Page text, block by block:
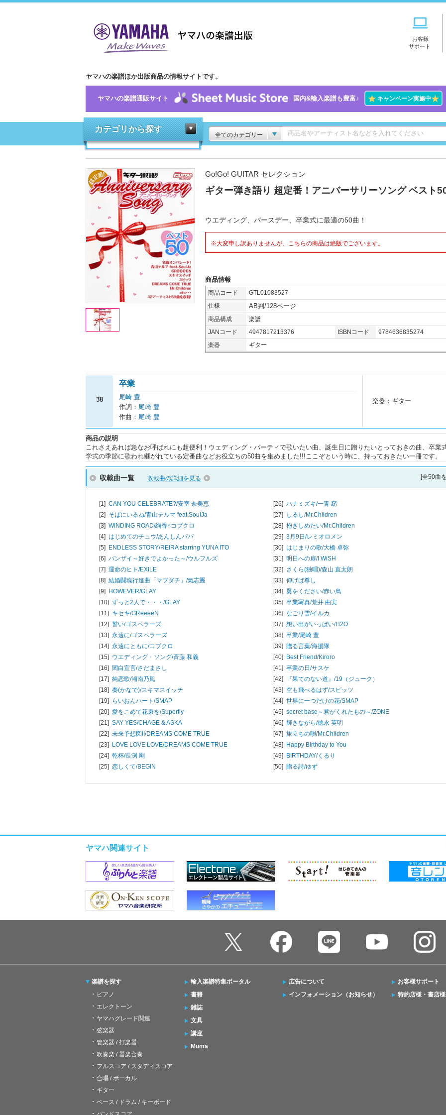
お客様
サポート
ヤマハの楽譜ほか出版商品の情報サイトです。
ヤマハの楽譜通販サイト 国内&輸入楽譜も豊富♪ ★キャンペーン実施中★
カテゴリから探す
全てのカテゴリー
Go!Go! GUITAR セレクション
ギター弾き語り 超定番！アニバーサリーソング ベスト
ウエディング、バースデー、卒業式に最適の50曲！
※大変申し訳ありませんが、こちらの商品は絶版でございます。
商品情報
商品コード
GTL01083527
仕様
AB判/128ページ
商品構成
楽譜
JANコード
4947817213376 ISBNコード
9784636835274
楽器
ギター
38
卒業
尾崎 豊
作詞： 尾崎 豊
作曲： 尾崎 豊
楽器：ギター
商品の説明
これさえあれば急なお呼ばれにも超便利！ウェディング・パーティで歌いたい曲、誕生日に贈りたいとっておきの曲、卒業
学式の季節に歌われ継がれている定番曲などお役立ちの50曲を集めました!!!ここぞという時に、持っておきたい一冊です。
収載曲一覧 収載曲の詳細を見る [全50曲
[1] CAN YOU CELEBRATE?/安室 奈美恵
[2] そばにいるね/青山テルマ feat.SoulJa
[3] WINDING ROAD/絢香×コブクロ
[4] はじめてのチュウ/あんしんパパ
[5] ENDLESS STORY/REIRA starring YUNA ITO
[6] バンザイ～好きでよかった～/ウルフルズ
[7] 運命のヒト/EXILE
[8] 結婚闘魂行進曲「マブダチ」/氣志團
[9] HOWEVER/GLAY
[10] ずっと2人で・・・/GLAY
[11] キセキ/GReeeeN
[12] 誓い/ゴスペラーズ
[13] 永遠に/ゴスペラーズ
[14] 永遠にともに/コブクロ
[15] ウエディング・ソング/斉藤 和義
[16] 関白宣言/さだまさし
[17] 純恋歌/湘南乃風
[18] 奏(かなで)/スキマスイッチ
[19] らいおんハート/SMAP
[20] 愛をこめて花束を/Superfly
[21] SAY YES/CHAGE & ASKA
[22] 未来予想図II/DREAMS COME TRUE
[23] LOVE LOVE LOVE/DREAMS COME TRUE
[24] 乾杯/長渕 剛
[25] 恋しくて/BEGIN
[26] ハナミズキ/一青 窈
[27] しるし/Mr.Children
[28] 抱きしめたい/Mr.Children
[29] 3月9日/レミオロメン
[30] はじまりの歌/大橋 卓弥
[31] 明日への扉/I WiSH
[32] さくら(独唱)/森山 直太朗
[33] 仰げば尊し
[34] 翼をください/赤い鳥
[35] 卒業写真/荒井 由実
[36] なごり雪/イルカ
[37] 想い出がいっぱい/H2O
[38] 卒業/尾崎 豊
[39] 贈る言葉/海援隊
[40] Best Friend/Kiroro
[41] 卒業の日/サスケ
[42]
『果てのない道』/19（ジューク）
[43] 空も飛べるはず/スピッツ
[44] 世界に一つだけの花/SMAP
[45] secret base～君がくれたもの～/ZONE
[46] 輝きながら/徳永 英明
[47] 旅立ちの唄/Mr.Children
[48] Happy Birthday to You
[49] BIRTHDAY/くるり
[50] 贈る詩/ゆず
ヤマハ関連サイト
楽譜を探す
ピアノ
エレクトーン
ヤマハグレード関連
弦楽器
管楽器 / 打楽器
吹奏楽 / 器楽合奏
フルスコア / スタディスコア
合唱 / ボーカル
ギター
ベース / ドラム / キーボード
輸入楽譜特集ポータル
書籍
雑誌
文具
講座
Muma
広告について
インフォメーション（お知らせ）
お客様サポート
特約店様・書店